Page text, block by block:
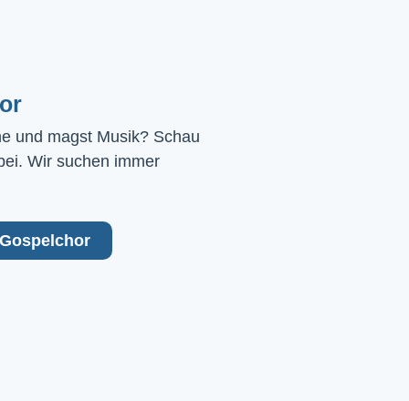
und magst Musik? Schau
Wir suchen immer